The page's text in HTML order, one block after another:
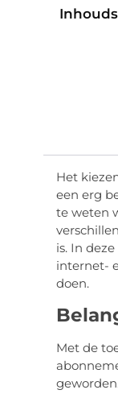
Het
een erg
te weten
is. In
internet-
doen.
Met de